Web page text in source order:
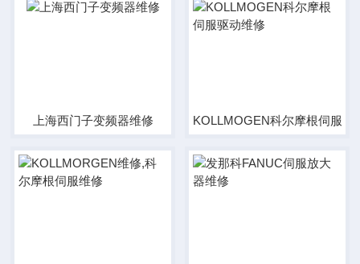
上海西门子变频器维修 KOLLMOGEN科尔摩根伺服驱